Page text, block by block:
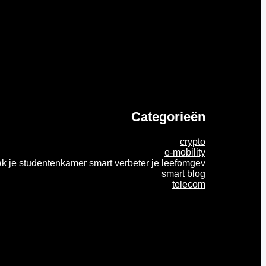
Categorieën
crypto
e-mobility
je studentenkamer smart verbeter je leefomgev
smart blog
telecom